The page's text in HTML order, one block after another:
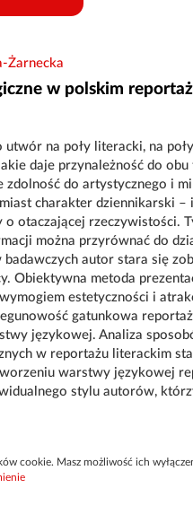
Żarnecka
w polskim
utwór na poły literacki, na
daje przynależność do obu
zdolność do artystycznego i
charakter dziennikarski –
o otaczającej rzeczywistości.
można przyrównać do
autor stara się
Obiektywna metoda
estetyczności i
gatunkowa
językowej. Analiza
w reportażu literackim
warstwy językowej
stylu autorów,
cookie. Masz możliwość ich